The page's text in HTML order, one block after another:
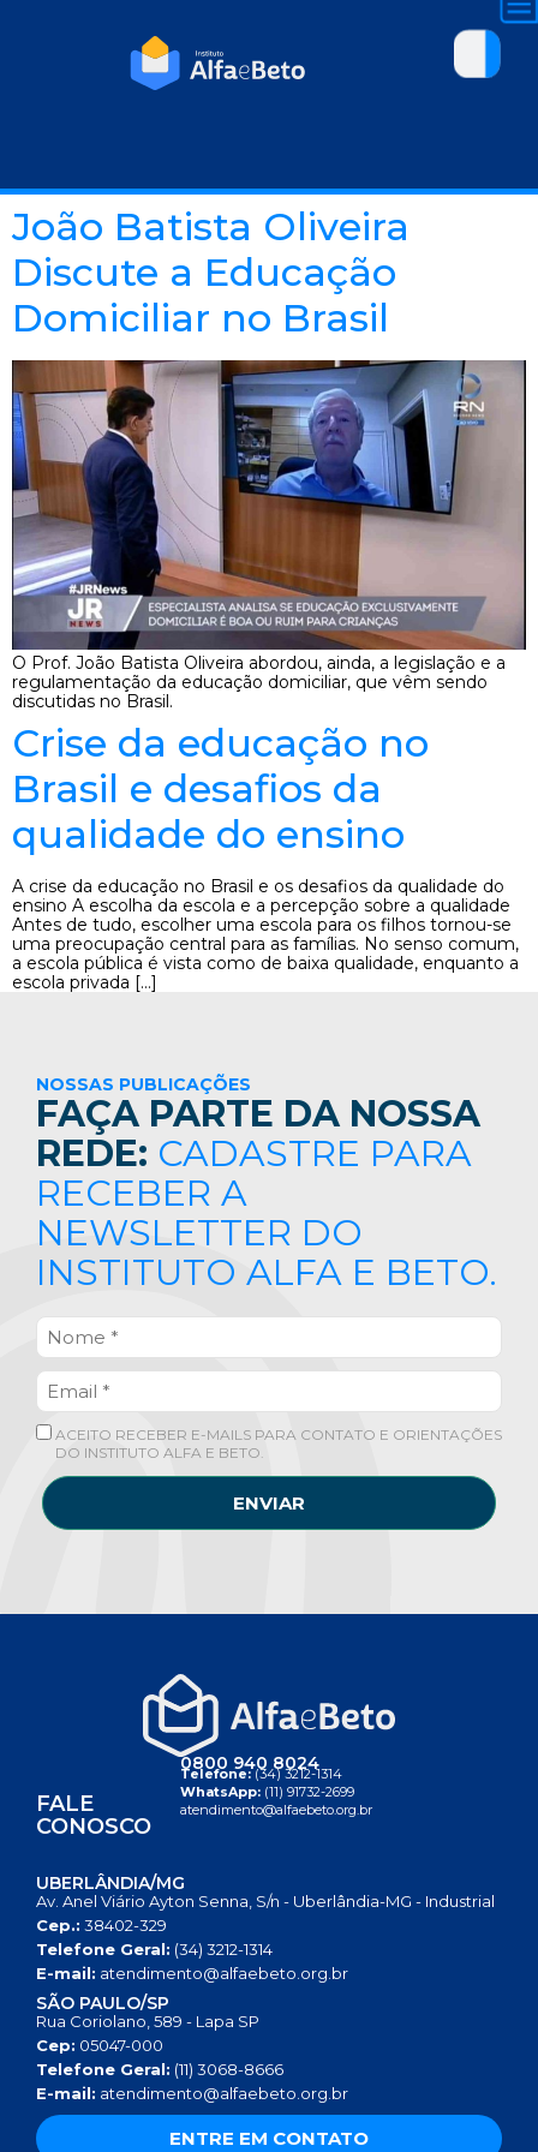
João Batista Oliveira
Discute a Educação
Domiciliar no Brasil
O Prof. João Batista Oliveira abordou, ainda, a legislação e a
regulamentação da educação domiciliar, que vêm sendo
discutidas no Brasil.
Crise da educação no
Brasil e desafios da
qualidade do ensino
A crise da educação no Brasil e os desafios da qualidade do
ensino A escolha da escola e a percepção sobre a qualidade
Antes de tudo, escolher uma escola para os filhos tornou-se
uma preocupação central para as famílias. No senso comum,
a escola pública é vista como de baixa qualidade, enquanto a
escola privada […]
NOSSAS PUBLICAÇÕES
FAÇA PARTE DA NOSSA
REDE: CADASTRE PARA
RECEBER A
NEWSLETTER DO
INSTITUTO ALFA E BETO.
ACEITO RECEBER E-MAILS PARA CONTATO E ORIENTAÇÕES
DO INSTITUTO ALFA E BETO.
ENVIAR
FALE
CONOSCO
0800 940 8024
Telefone:(34) 3212-1314
WhatsApp: (11) 91732-2699
atendimento@alfaebeto.org.br
UBERLÂNDIA/MG
Av. Anel Viário Ayton Senna, S/n - Uberlândia-MG - Industrial
Cep.: 38402-329
Telefone Geral: (34) 3212-1314
E-mail: atendimento@alfaebeto.org.br
SÃO PAULO/SP
Rua Coriolano, 589 - Lapa SP
Cep: 05047-000
Telefone Geral: (11) 3068-8666
E-mail: atendimento@alfaebeto.org.br
ENTRE EM CONTATO